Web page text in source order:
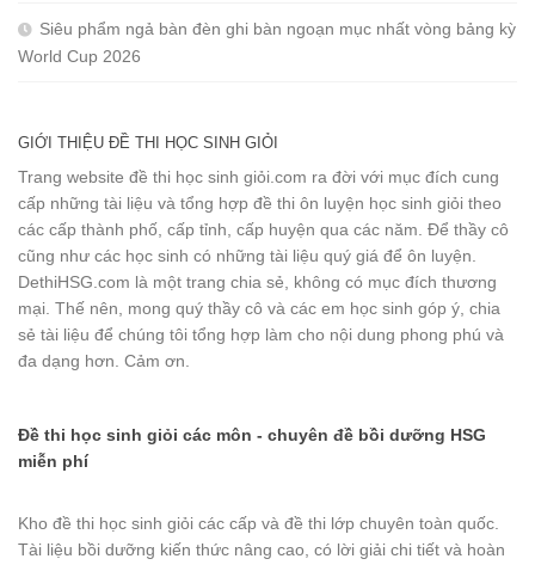
Siêu phẩm ngả bàn đèn ghi bàn ngoạn mục nhất vòng bảng kỳ
World Cup 2026
GIỚI THIỆU ĐỀ THI HỌC SINH GIỎI
Trang website đề thi học sinh giỏi.com ra đời với mục đích cung
cấp những tài liệu và tổng hợp đề thi ôn luyện học sinh giỏi theo
các cấp thành phố, cấp tỉnh, cấp huyện qua các năm. Để thầy cô
cũng như các học sinh có những tài liệu quý giá để ôn luyện.
DethiHSG.com là một trang chia sẻ, không có mục đích thương
mại. Thế nên, mong quý thầy cô và các em học sinh góp ý, chia
sẻ tài liệu để chúng tôi tổng hợp làm cho nội dung phong phú và
đa dạng hơn. Cảm ơn.
Đề thi học sinh giỏi các môn - chuyên đề bồi dưỡng HSG
miễn phí
Kho đề thi học sinh giỏi các cấp và đề thi lớp chuyên toàn quốc.
Tài liệu bồi dưỡng kiến thức nâng cao, có lời giải chi tiết và hoàn